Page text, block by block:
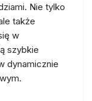
Nie tylko
także
w
szybkie
dynamicznie